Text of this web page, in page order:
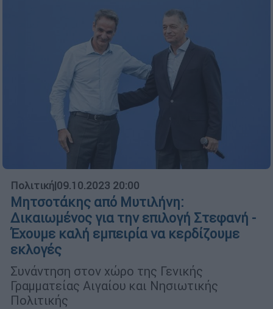
Πολιτική|09.10.2023 20:00
Μητσοτάκης από Μυτιλήνη:
Δικαιωμένος για την επιλογή Στεφανή -
Έχουμε καλή εμπειρία να κερδίζουμε
εκλογές
Συνάντηση στον χώρο της Γενικής
Γραμματείας Αιγαίου και Νησιωτικής
Πολιτικής